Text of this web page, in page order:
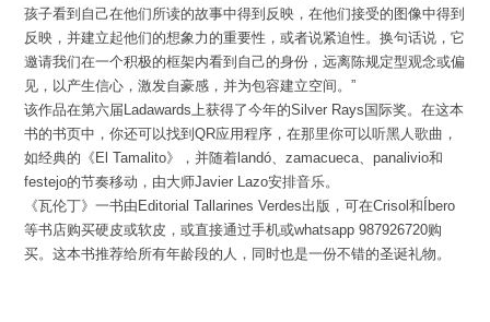
孩子看到自己在他们所读的故事中得到反映，在他们接受的图像中得到
反映，并建立起他们的想象力的重要性，或者说紧迫性。换句话说，它
邀请我们在一个积极的框架内看到自己的身份，远离陈规定型观念或偏
见，以产生信心，激发自豪感，并为包容建立空间。”
该作品在第六届Ladawards上获得了今年的Silver Rays国际奖。在这本
书的书页中，你还可以找到QR应用程序，在那里你可以听黑人歌曲，
如经典的《El Tamalito》，并随着landó、zamacueca、panalivio和
festejo的节奏移动，由大师Javier Lazo安排音乐。
《瓦伦丁》一书由Editorial Tallarines Verdes出版，可在Crisol和Íbero
等书店购买硬皮或软皮，或直接通过手机或whatsapp 987926720购
买。这本书推荐给所有年龄段的人，同时也是一份不错的圣诞礼物。